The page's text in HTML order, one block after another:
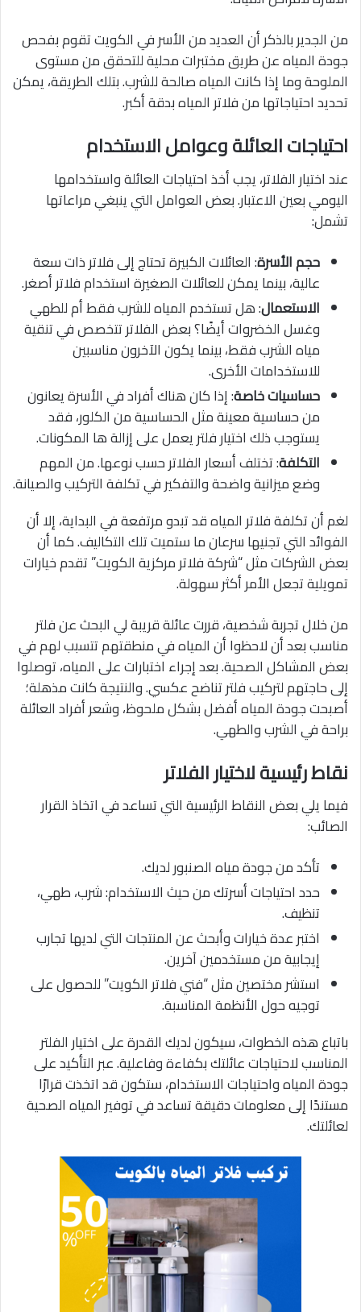
من الجدير بالذكر أن العديد من الأسر في الكويت تقوم بفحص
جودة المياه عن طريق مختبرات محلية للتحقق من مستوى
الملوحة وما إذا كانت المياه صالحة للشرب. بتلك الطريقة، يمكن
تحديد احتياجاتها من فلاتر المياه بدقة أكبر.
احتياجات العائلة وعوامل الاستخدام
عند اختيار الفلاتر، يجب أخذ احتياجات العائلة واستخدامها
اليومي بعين الاعتبار. بعض العوامل التي ينبغي مراعاتها
تشمل:
حجم الأسرة: العائلات الكبيرة تحتاج إلى فلاتر ذات سعة
عالية، بينما يمكن للعائلات الصغيرة استخدام فلاتر أصغر.
الاستعمال: هل تستخدم المياه للشرب فقط أم للطهي
وغسل الخضروات أيضًا؟ بعض الفلاتر تتخصص في تنقية
مياه الشرب فقط، بينما يكون الآخرون مناسبين
للاستخدامات الأخرى.
حساسيات خاصة: إذا كان هناك أفراد في الأسرة يعانون
من حساسية معينة مثل الحساسية من الكلور، فقد
يستوجب ذلك اختيار فلتر يعمل على إزالة ها المكونات.
التكلفة: تختلف أسعار الفلاتر حسب نوعها. من المهم
وضع ميزانية واضحة والتفكير في تكلفة التركيب والصيانة.
لغم أن تكلفة فلاتر المياه قد تبدو مرتفعة في البداية، إلا أن
الفوائد التي تجنيها سرعان ما ستميت تلك التكاليف. كما أن
بعض الشركات مثل “شركة فلاتر مركزية الكويت” تقدم خيارات
تمويلية تجعل الأمر أكثر سهولة.
من خلال تجربة شخصية، قررت عائلة قريبة لي البحث عن فلتر
مناسب بعد أن لاحظوا أن المياه في منطقتهم تتسبب لهم في
بعض المشاكل الصحية. بعد إجراء اختبارات على المياه، توصلوا
إلى حاجتهم لتركيب فلتر تناضح عكسي. والنتيجة كانت مذهلة؛
أصبحت جودة المياه أفضل بشكل ملحوظ، وشعر أفراد العائلة
براحة في الشرب والطهي.
نقاط رئيسية لاختيار الفلاتر
فيما يلي بعض النقاط الرئيسية التي تساعد في اتخاذ القرار
الصائب:
تأكد من جودة مياه الصنبور لديك.
حدد احتياجات أسرتك من حيث الاستخدام: شرب، طهي،
تنظيف.
اختبر عدة خيارات وأبحث عن المنتجات التي لديها تجارب
إيجابية من مستخدمين آخرين.
استشر مختصين مثل “فني فلاتر الكويت” للحصول على
توجيه حول الأنظمة المناسبة.
باتباع هذه الخطوات، سيكون لديك القدرة على اختيار الفلتر
المناسب لاحتياجات عائلتك بكفاءة وفاعلية. عبر التأكيد على
جودة المياه واحتياجات الاستخدام، ستكون قد اتخذت قرارًا
مستندًا إلى معلومات دقيقة تساعد في توفير المياه الصحية
لعائلتك.